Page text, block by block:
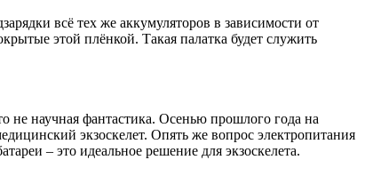
всё тех же аккумуляторов в зависимости от
этой плёнкой. Такая палатка будет служить
не научная фантастика. Осенью прошлого года на
экзоскелет. Опять же вопрос электропитания
– это идеальное решение для экзоскелета.